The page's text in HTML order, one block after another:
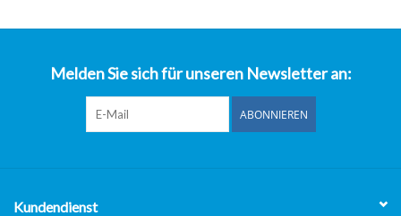
Melden Sie sich für unseren Newsletter an:
ABONNIEREN
Kundendienst